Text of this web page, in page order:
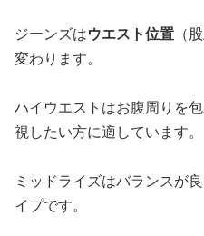
ジーンズはウエスト位置 （
変わります。
ハイウエストはお腹周りを
視したい方に適しています。
ミッドライズはバランスが
イプです。